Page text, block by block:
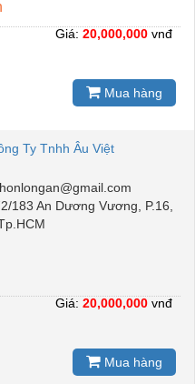
Giá: 20,000,000 vnđ
Mua hàng
Ty Tnhh Âu Việt
183 An Dương Vương, P.16,
Giá: 20,000,000 vnđ
Mua hàng